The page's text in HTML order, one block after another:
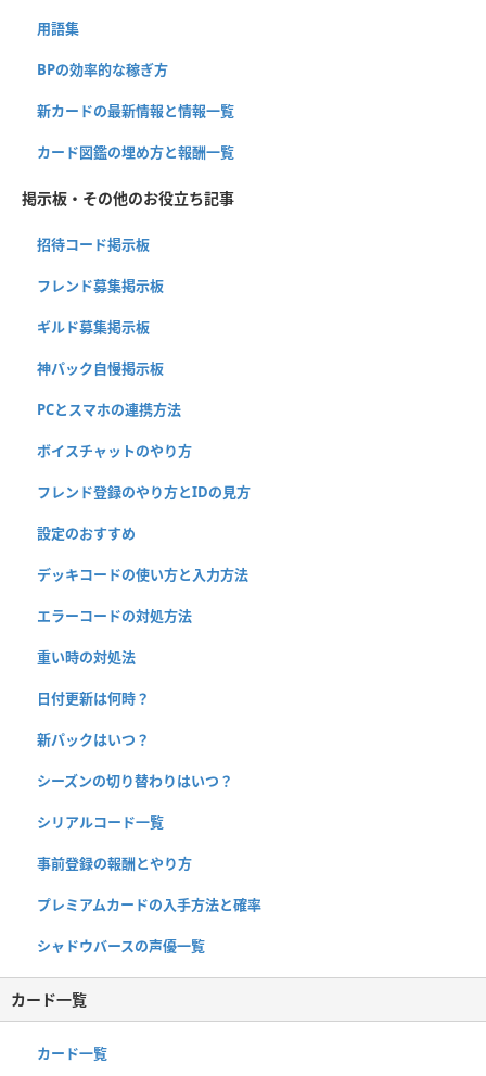
用語集
BPの効率的な稼ぎ方
新カードの最新情報と情報一覧
カード図鑑の埋め方と報酬一覧
掲示板・その他のお役立ち記事
招待コード掲示板
フレンド募集掲示板
ギルド募集掲示板
神パック自慢掲示板
PCとスマホの連携方法
ボイスチャットのやり方
フレンド登録のやり方とIDの見方
設定のおすすめ
デッキコードの使い方と入力方法
エラーコードの対処方法
重い時の対処法
日付更新は何時？
新パックはいつ？
シーズンの切り替わりはいつ？
シリアルコード一覧
事前登録の報酬とやり方
プレミアムカードの入手方法と確率
シャドウバースの声優一覧
カード一覧
カード一覧